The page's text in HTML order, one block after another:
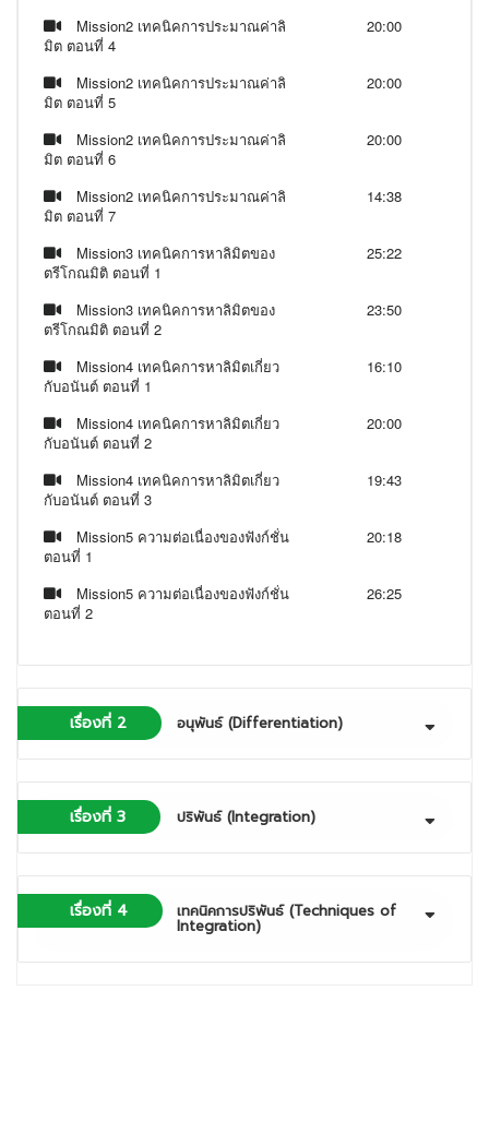
Mission2 เทคนิคการประมาณค่าลิ
มิต ตอนที่ 4
20:00
Mission2 เทคนิคการประมาณค่าลิ
มิต ตอนที่ 5
20:00
Mission2 เทคนิคการประมาณค่าลิ
มิต ตอนที่ 6
20:00
Mission2 เทคนิคการประมาณค่าลิ
มิต ตอนที่ 7
14:38
Mission3 เทคนิคการหาลิมิตของ
ตรีโกณมิติ ตอนที่ 1
25:22
Mission3 เทคนิคการหาลิมิตของ
ตรีโกณมิติ ตอนที่ 2
23:50
Mission4 เทคนิคการหาลิมิตเกี่ยว
กับอนันต์ ตอนที่ 1
16:10
Mission4 เทคนิคการหาลิมิตเกี่ยว
กับอนันต์ ตอนที่ 2
20:00
Mission4 เทคนิคการหาลิมิตเกี่ยว
กับอนันต์ ตอนที่ 3
19:43
Mission5 ความต่อเนื่องของฟังก์ชั่น
ตอนที่ 1
20:18
Mission5 ความต่อเนื่องของฟังก์ชั่น
ตอนที่ 2
26:25
เรื่องที่ 2 อนุพันธ์ (Differentiation)
เรื่องที่ 3 ปริพันธ์ (Integration)
เรื่องที่ 4 เทคนิคการปริพันธ์ (Techniques of
Integration)